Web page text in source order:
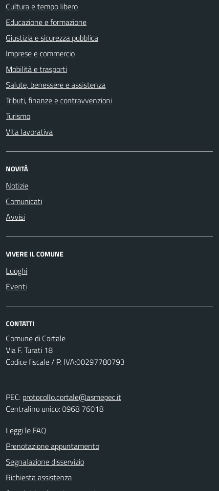
Cultura e tempo libero
Educazione e formazione
Giustizia e sicurezza pubblica
Imprese e commercio
Mobilità e trasporti
Salute, benessere e assistenza
Tributi, finanze e contravvenzioni
Turismo
Vita lavorativa
NOVITÀ
Notizie
Comunicati
Avvisi
VIVERE IL COMUNE
Luoghi
Eventi
CONTATTI
Comune di Cortale
Via F. Turati 18
Codice fiscale / P. IVA:00297780793
PEC: protocollo.cortale@asmepec.it
Centralino unico: 0968 76018
Leggi le FAQ
Prenotazione appuntamento
Segnalazione disservizio
Richiesta assistenza